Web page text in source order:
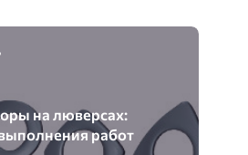
на люверсах:
работ